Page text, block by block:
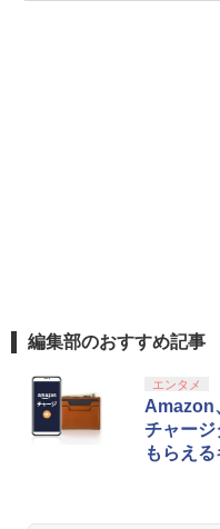
編集部のおすすめ記事
エンタメ
Amazon
チャージ
もらえ